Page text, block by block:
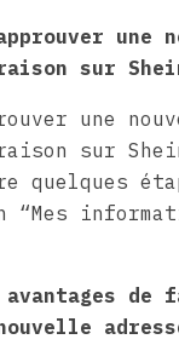
une
sur
une
sur
quelques
de